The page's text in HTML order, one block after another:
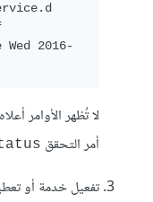
2016-
لا تُظهر الأوامر
أمر التحقق
تفعيل خدمة أو